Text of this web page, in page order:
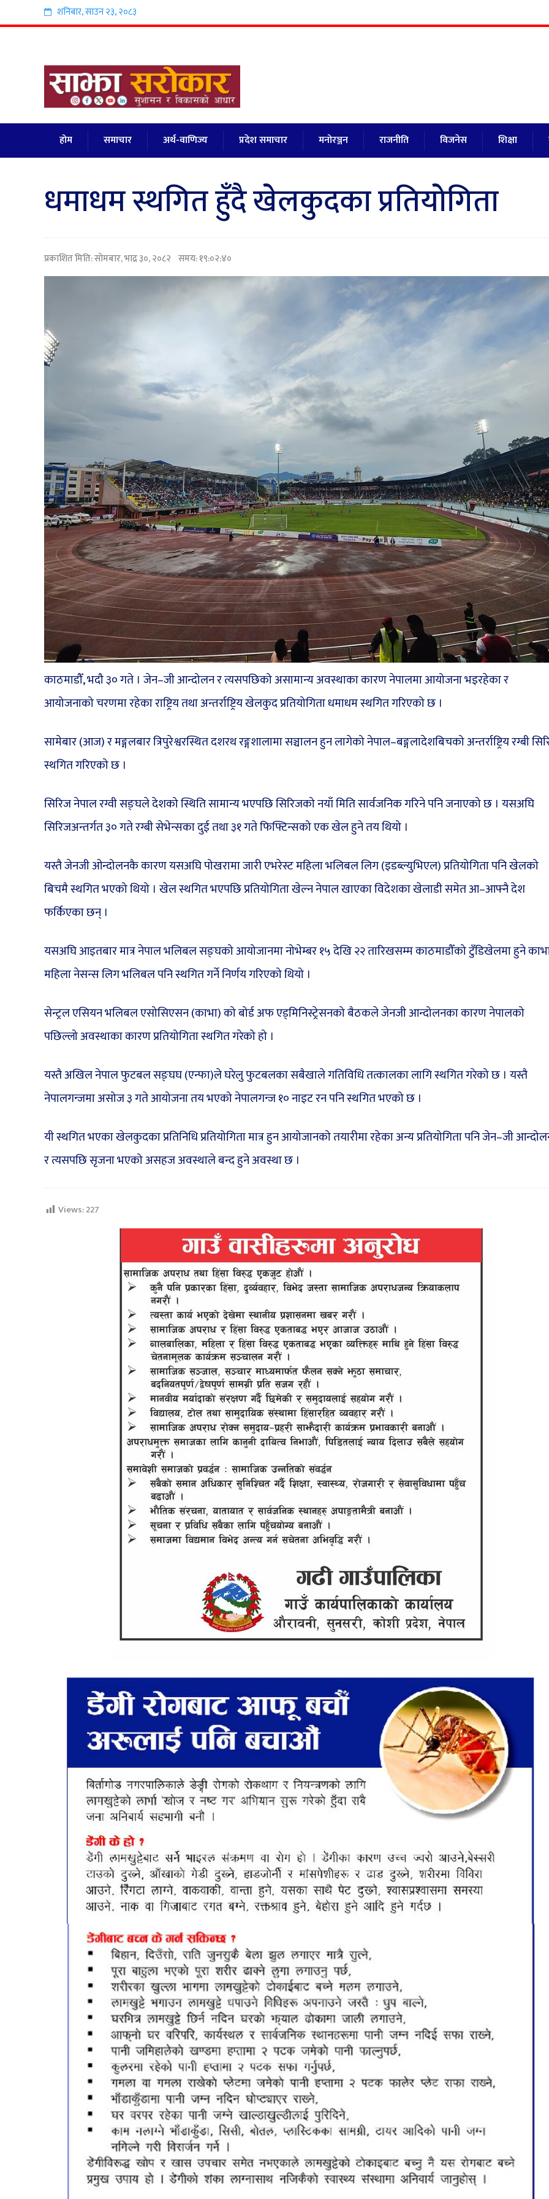
शनिबार,साउन२३,२०८३
होम समाचार अर्थ-वाणिज्य प्रदेश समाचार मनोरञ्जन राजनीति विजनेस शिक्षा
धमाधम स्थगित हुँदै खेलकुदका प्रतियोगिता
प्रकाशित मिति:सोमबार, भाद्र ३०, २०८२ समय: १९:०२:४०
काठमाडौँ, भदौ ३० गते । जेन–जी आन्दोलन र त्यसपछिको असामान्य अवस्थाका कारण नेपालमा आयोजना भइरहेका र
आयोजनाको चरणमा रहेका राष्ट्रिय तथा अन्तर्राष्ट्रिय खेलकुद प्रतियोगिता धमाधम स्थगित गरिएको छ ।
सामेबार (आज) र मङ्गलबार त्रिपुरेश्वरस्थित दशरथ रङ्गशालामा सञ्चालन हुन लागेको नेपाल–बङ्गलादेशबिचको अन्तर्राष्ट्रिय रग्बी
स्थगित गरिएको छ ।
सिरिज नेपाल रग्वी सङ्घले देशको स्थिति सामान्य भएपछि सिरिजको नयाँ मिति सार्वजनिक गरिने पनि जनाएको छ । यसअघि
सिरिजअन्तर्गत ३० गते रग्बी सेभेन्सका दुई तथा ३१ गते फिफ्टिन्सको एक खेल हुने तय थियो ।
यस्तै जेनजी ओन्दोलनकै कारण यसअघि पोखरामा जारी एभरेस्ट महिला भलिबल लिग (इडब्ल्युभिएल) प्रतियोगिता पनि खेलको
बिचमै स्थगित भएको थियो । खेल स्थगित भएपछि प्रतियोगिता खेल्न नेपाल खाएका विदेशका खेलाडी समेत आ–आफ्नै देश
फर्किएका छन् ।
यसअघि आइतबार मात्र नेपाल भलिबल सङ्घको आयोजानमा नोभेम्बर १५ देखि २२ तारिखसम्म काठमाडौँको टुँडिखेलमा हुने
महिला नेसन्स लिग भलिबल पनि स्थगित गर्ने निर्णय गरिएको थियो ।
सेन्ट्रल एसियन भलिबल एसोसिएसन (काभा) को बोर्ड अफ एड्मिनिस्ट्रेसनको बैठकले जेनजी आन्दोलनका कारण नेपालको
पछिल्लो अवस्थाका कारण प्रतियोगिता स्थगित गरेको हो ।
यस्तै अखिल नेपाल फुटबल सङ्घघ (एन्फा)ले घरेलु फुटबलका सबैखाले गतिविधि तत्कालका लागि स्थगित गरेको छ । यस्तै
नेपालगन्जमा असोज ३ गते आयोजना तय भएको नेपालगन्ज १० नाइट रन पनि स्थगित भएको छ ।
यी स्थगित भएका खेलकुदका प्रतिनिधि प्रतियोगिता मात्र हुन आयोजानको तयारीमा रहेका अन्य प्रतियोगिता पनि जेन–जी
र त्यसपछि सृजना भएको असहज अवस्थाले बन्द हुने अवस्था छ ।
Views:227